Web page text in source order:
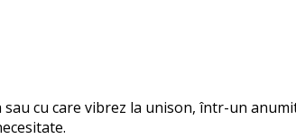
cu care vibrez la unison, într-un